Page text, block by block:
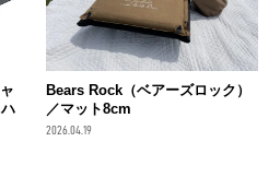
Bears Rock（ベアーズロック）
／マット8cm
2026.04.19